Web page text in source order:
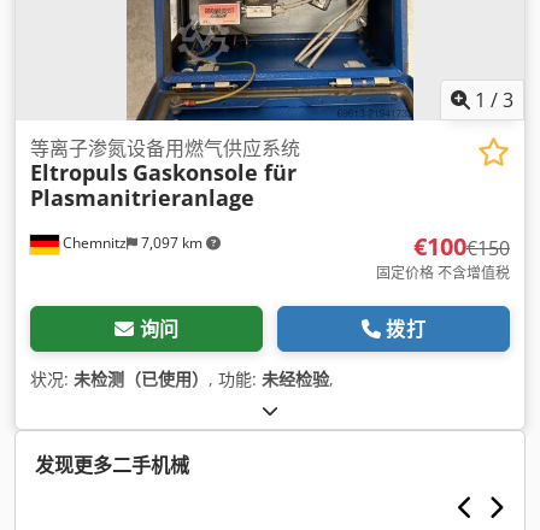
1 /3
Chemnitz 7,097 km
等离子渗氮设备用燃气供应系统
Eltropuls Gaskonsole für
Plasmanitrieranlage
€100€150
固定价格 不含增值税
询问 拨打
状况: 未检测（已使用） , 功能: 未经检验,
发现更多二手机械